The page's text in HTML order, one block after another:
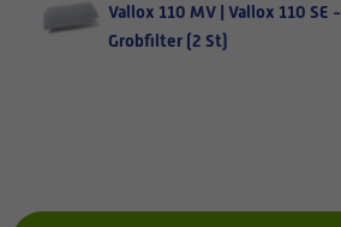
Vallox 110 MV | Vallox 110 SE -
Grobfilter (2 St)